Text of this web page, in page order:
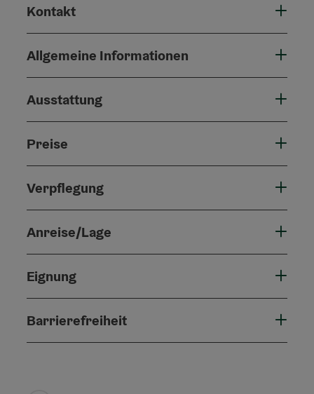
Kontakt
Allgemeine Informationen
Ausstattung
Preise
Verpflegung
Anreise/Lage
Eignung
Barrierefreiheit